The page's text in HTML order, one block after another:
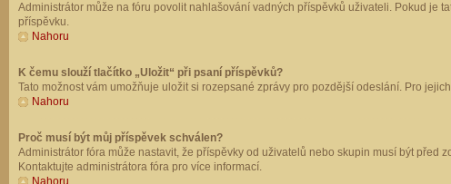
Administrátor může na fóru povolit nahlašování vadných příspěvků uživateli. Pokud je
příspěvku.
Nahoru
K čemu slouží tlačítko „Uložit“ při psaní příspěvků?
Tato možnost vám umožňuje uložit si rozepsané zprávy pro pozdější odeslání. Pro
Nahoru
Proč musí být můj příspěvek schválen?
Administrátor fóra může nastavit, že příspěvky od uživatelů nebo skupin musí být
Kontaktujte administrátora fóra pro více informací.
Nahoru